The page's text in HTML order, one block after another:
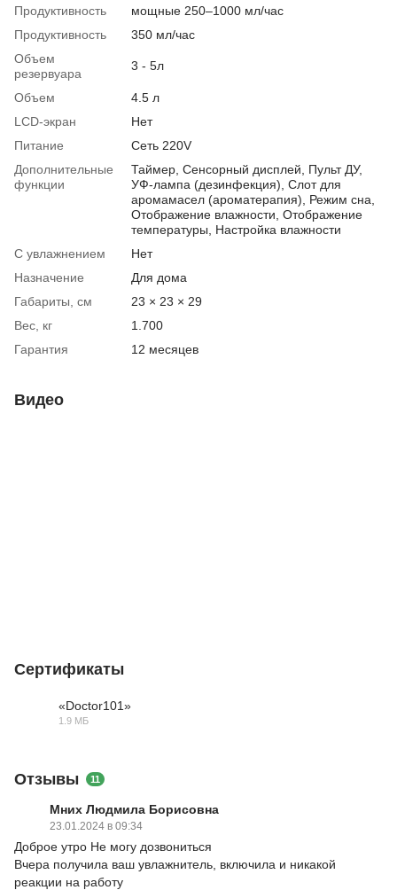
Продуктивность
мощные 250–1000 мл/час
Продуктивность
350 мл/час
Объем
резервуара
3 - 5л
Объем
4.5 л
LCD-экран
Нет
Питание
Сеть 220V
Дополнительные
функции
Таймер, Сенсорный дисплей, Пульт ДУ,
УФ-лампа (дезинфекция), Слот для
аромамасел (ароматерапия), Режим сна,
Отображение влажности, Отображение
температуры, Настройка влажности
С увлажнением
Нет
Назначение
Для дома
Габариты, см
23 × 23 × 29
Вес, кг
1.700
Гарантия
12 месяцев
Видео
Сертификаты
«Doctor101»
1.9 МБ
Отзывы 11
Мних Людмила Борисовна
23.01.2024 в 09:34
Доброе утро Не могу дозвониться
Вчера получила ваш увлажнитель, включила и никакой
реакции на работу